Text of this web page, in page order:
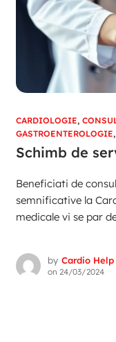
CARDIOLOGIE,
GASTROENTEROLOGIE,
Schimb de
Beneficiati de
semnificative la
medicale vi se par
by Cardio Help
on 24/03/2024